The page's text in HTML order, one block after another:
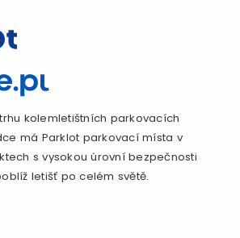
kolemletištních parkovacích
má Parklot parkovací místa v
s vysokou úrovní bezpečnosti
letišť po celém světě.